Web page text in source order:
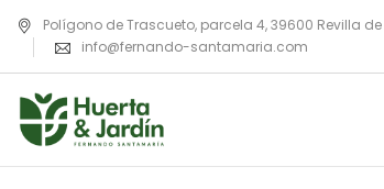
Polígono de Trascueto, parcela 4, 39600 Revilla
info@fernando-santamaria.com